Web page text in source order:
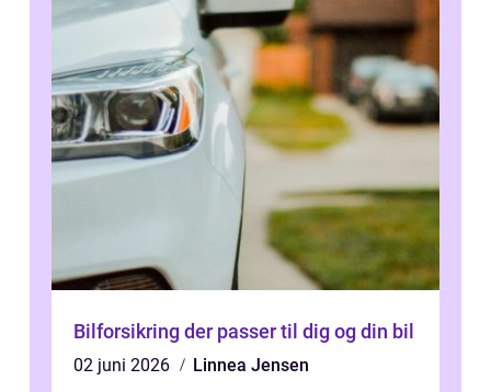
Bilforsikring der passer til dig og din bil
02 juni 2026
Linnea Jensen